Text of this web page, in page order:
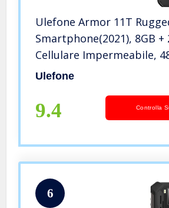
Ulefone Armor 11T
Smartphone(2021), 8GB +
Cellulare Impermeabile,
Termocamera 6.1 Pollici
Android 11 Telefono
Batteria-Nero
Ulefone
9.4 Controlla
6